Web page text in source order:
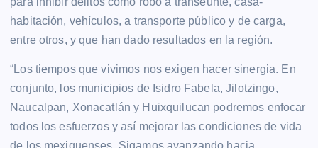
habitación, vehículos, a transporte público y de carga,
entre otros, y que han dado resultados en la región.
“Los tiempos que vivimos nos exigen hacer sinergia. En
conjunto, los municipios de Isidro Fabela, Jilotzingo,
Naucalpan, Xonacatlán y Huixquilucan podremos enfocar
todos los esfuerzos y así mejorar las condiciones de vida
de los mexiquenses. Sigamos avanzando hacia